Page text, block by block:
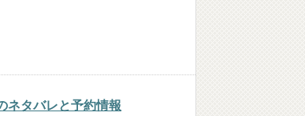
ネタバレと予約情報